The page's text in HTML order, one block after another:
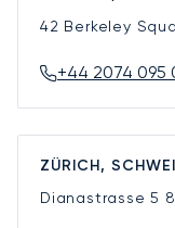
42 Berkeley
+44 2074 095
ZÜRICH,
Dianastrasse 5